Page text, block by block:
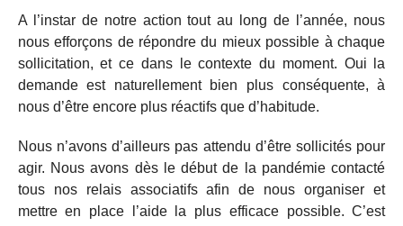
A l’instar de notre action tout au long de l’année, nous
nous efforçons de répondre du mieux possible à chaque
sollicitation, et ce dans le contexte du moment. Oui la
demande est naturellement bien plus conséquente, à
nous d’être encore plus réactifs que d’habitude.
Nous n’avons d’ailleurs pas attendu d’être sollicités pour
agir. Nous avons dès le début de la pandémie contacté
tous nos relais associatifs afin de nous organiser et
mettre en place l’aide la plus efficace possible. C’est